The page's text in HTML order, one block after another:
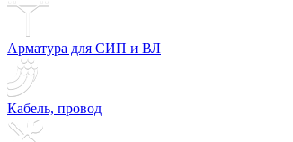
Арматура для СИП и ВЛ
Кабель, провод